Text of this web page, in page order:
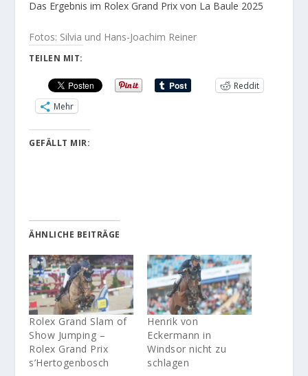
Das Ergebnis im Rolex Grand Prix von La Baule 2025
Fotos: Silvia und Hans-Joachim Reiner
TEILEN MIT:
Reddit
Mehr
GEFÄLLT MIR:
ÄHNLICHE BEITRÄGE
Rolex Grand Slam of
Show Jumping –
Rolex Grand Prix
s’Hertogenbosch
Henrik von
Eckermann in
Windsor nicht zu
schlagen